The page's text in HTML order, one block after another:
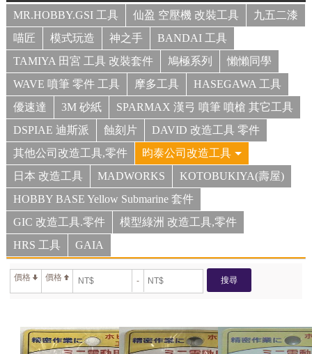
MR.HOBBY.GSI 工具 仙盈 空壓機 改裝工具
九五二漆
喵匠
模式玩造 神之手
BANDAI 工具
TAMIYA 田宮 工具 改裝套件
鳩極系列
懶懶同學
WAVE 噴筆 零件 工具
摩多工具
HASEGAWA 工具
優速達
3M 砂紙
SPARMAX 漢弓 噴筆 噴槍 其它工具
DSPIAE 迪斯派
蝕刻片
DAVID 改造工具 零件
其他公司改造工具,零件
昀泰公司改造工具
日本 改造工具
MADWORKS
KOTOBUKIYA(壽屋)
HOBBY BASE Yellow Submarine 套件
GIC 改造工具.零件
模型綠洲 改造工具,零件
HRS 工具
GAIA
價格 價格 - 搜尋